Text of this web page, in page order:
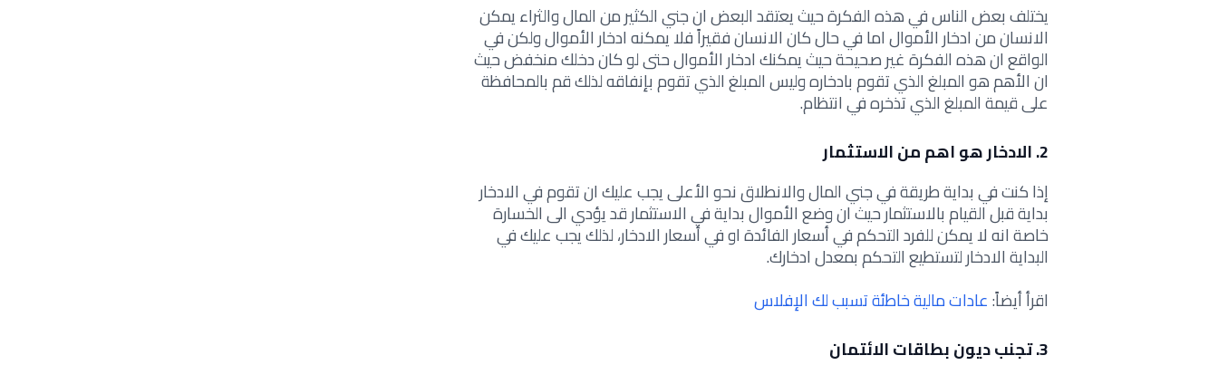
يختلف بعض الناس في هذه الفكرة حيث يعتقد البعض ان جني الكثير من المال والثراء يمكن
الانسان من ادخار الأموال اما في حال كان الانسان فقيراً فلا يمكنه ادخار الأموال ولكن في
الواقع ان هذه الفكرة غير صحيحة حيث يمكنك ادخار الأموال حتى لو كان دخلك منخفض حيث
ان الأهم هو المبلغ الذي تقوم بادخاره وليس المبلغ الذي تقوم بإنفاقه لذلك قم بالمحافظة
على قيمة المبلغ الذي تذخره في انتظام.
2. الادخار هو اهم من الاستثمار
إذا كنت في بداية طريقة في جني المال والانطلاق نحو الأعلى يجب عليك ان تقوم في الادخار
بداية قبل القيام بالاستثمار حيث ان وضع الأموال بداية في الاستثمار قد يؤدي الى الخسارة
خاصة انه لا يمكن للفرد التحكم في أسعار الفائدة او في أسعار الادخار،لذلك يجب عليك في
البداية الادخار لتستطيع التحكم بمعدل ادخارك.
اقرأ أيضاً:عادات مالية خاطئة تسبب لك الإفلاس
3. تجنب ديون بطاقات الائتمان